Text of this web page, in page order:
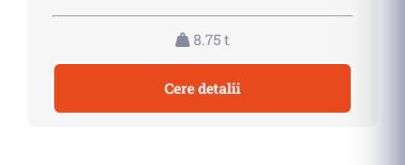
8.75 t
Cere detalii